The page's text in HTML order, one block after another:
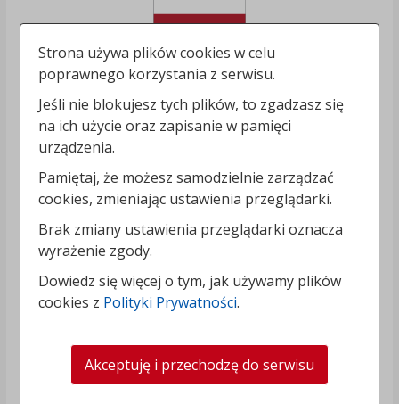
Strona używa plików cookies w celu
poprawnego korzystania z serwisu.
Jeśli nie blokujesz tych plików, to zgadzasz się
na ich użycie oraz zapisanie w pamięci
urządzenia.
Pamiętaj, że możesz samodzielnie zarządzać
cookies, zmieniając ustawienia przeglądarki.
Brak zmiany ustawienia przeglądarki oznacza
wyrażenie zgody.
Dowiedz się więcej o tym, jak używamy plików
cookies z Polityki Prywatności.
Akceptuję i przechodzę do serwisu